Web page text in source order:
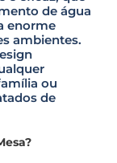
de água
enorme
ambientes.
ou
de